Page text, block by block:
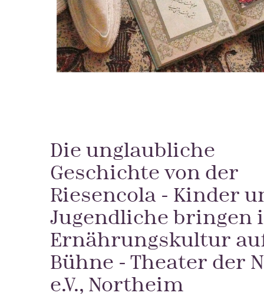
Die unglaubliche
Geschichte von der
Riesencola - Kinder
Jugendliche bringen
Ernährungskultur
Bühne - Theater der
e.V., Northeim